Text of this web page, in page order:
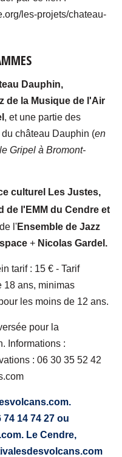
les-projets/chateau-
Dauphin,
de la Musique de l'Air
, et une partie des
château Dauphin (en
Gripel à Bromont-
culturel Les Justes,
de l'EMM du Cendre et
l'Ensemble de Jazz
+ Nicolas Gardel.
tarif : 15 € - Tarif
18 ans, minimas
les moins de 12 ans.
pour la
Informations :
: 06 30 35 52 42
14 74 27 ou
Le Cendre,